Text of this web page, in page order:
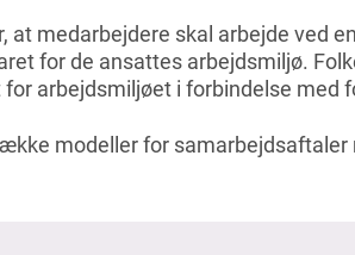
medarbejdere skal arbejde ved
for de ansattes arbejdsmiljø.
arbejdsmiljøet i forbindelse
modeller for